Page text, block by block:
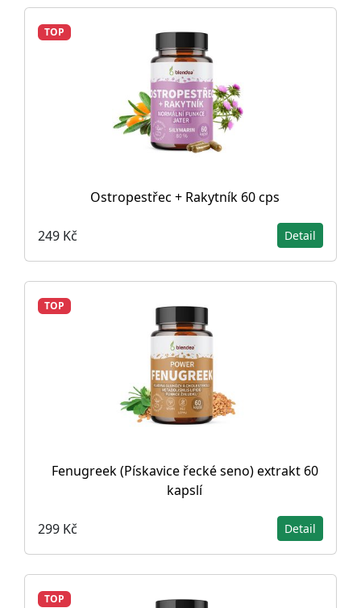
TOP
Ostropestřec + Rakytník 60 cps
249 Kč Detail
TOP
Fenugreek (Pískavice řecké seno) extrakt 60
kapslí
299 Kč Detail
TOP